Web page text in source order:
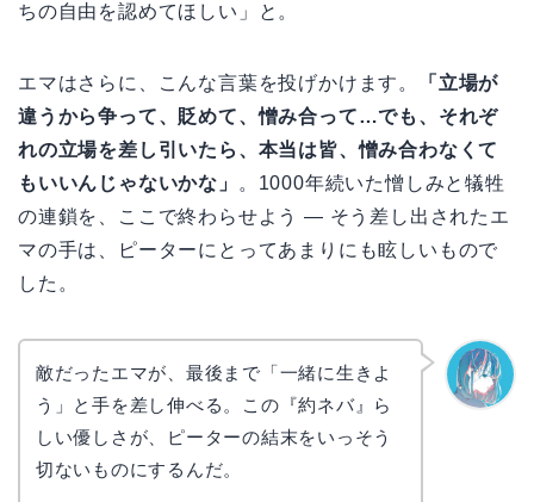
ちの自由を認めてほしい」と。
エマはさらに、こんな言葉を投げかけます。
「立場が
違うから争って、貶めて、憎み合って…でも、それぞ
れの立場を差し引いたら、本当は皆、憎み合わなくて
もいいんじゃないかな」
。1000年続いた憎しみと犠牲
の連鎖を、ここで終わらせよう — そう差し出されたエ
マの手は、ピーターにとってあまりにも眩しいもので
した。
敵だったエマが、最後まで「一緒に生きよ
う」と手を差し伸べる。この『約ネバ』ら
しい優しさが、ピーターの結末をいっそう
切ないものにするんだ。